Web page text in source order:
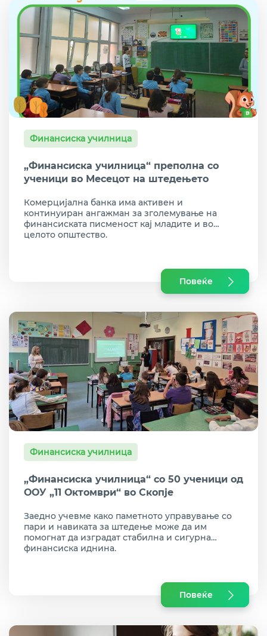
Финансиска училница
„Финансиска училница“ преполна со
ученици во Месецот на штедењето
Комерцијална банка има активен и
континуиран ангажман за зголемување на
финансиската писменост кај младите и во
целото општество.
Повеќе
Финансиска училница
„Финансиска училница“ со 50 ученици од
ООУ „11 Октомври“ во Скопје
Заедно учевме како паметното управување со
пари и навиката за штедење може да им
помогнат да изградат стабилна и сигурна
финансиска иднина.
Повеќе